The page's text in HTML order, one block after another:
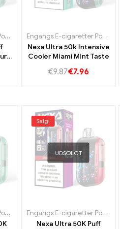
Engangs e-cigaretter Slovakiet
Engangs E-cigaretter Portugal ,Engangs e-cigaretter Sverige
Engangs E-cigaretter Portugal
Nexa Ultra 50k Intensive
Cooler Miami Mint Taste
€9.87€7.96
Engangs e-cigaretter Slovakiet
Engangs E-cigaretter Portugal ,Engangs e-cigaretter Sverige
Salg!
UDSOLGT
Engangs E-cigaretter Portugal
Nexa Ultra 50K Puff